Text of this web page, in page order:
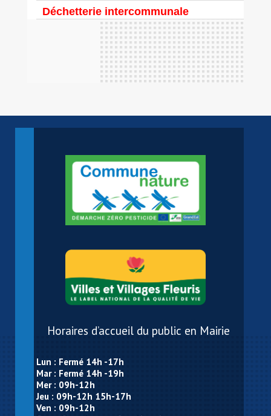
Déchetterie intercommunale
Horaires d’accueil du public en Mairie
Lun : Fermé 14h -17h
Mar : Fermé 14h -19h
Mer : 09h-12h
Jeu : 09h-12h 15h-17h
Ven : 09h-12h